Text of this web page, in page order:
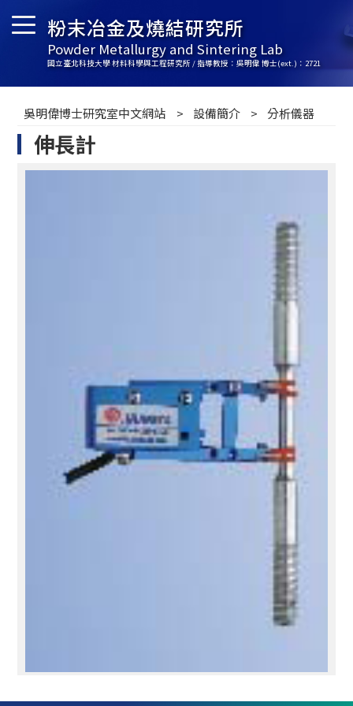
粉末冶金及燒結研究所
Powder Metallurgy and Sintering Lab
國立臺北科技大學 材料科學與工程研究所 / 指導教授：吳明偉 博士(ext.)：2721
吳明偉博士研究室中文網站 設備簡介 分析儀器
伸長計